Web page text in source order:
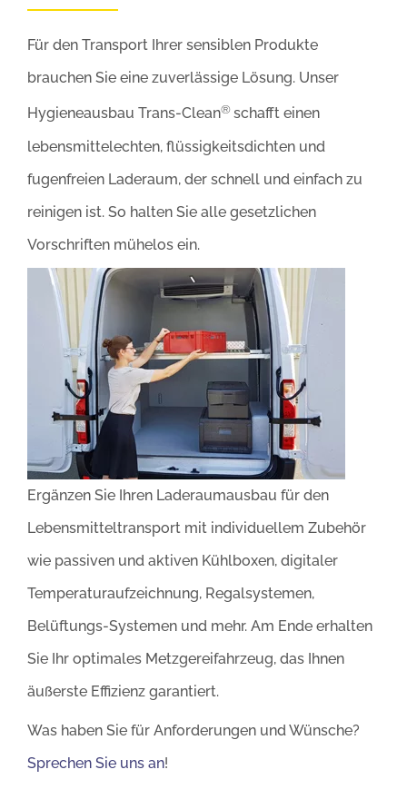
Für den Transport Ihrer sensiblen Produkte
brauchen Sie eine zuverlässige Lösung. Unser
Hygieneausbau Trans-Clean®schafft einen
lebensmittelechten, flüssigkeitsdichten und
fugenfreien Laderaum, der schnell und einfach zu
reinigen ist. So halten Sie alle gesetzlichen
Vorschriften mühelos ein.
Ergänzen Sie Ihren Laderaumausbau für den
Lebensmitteltransport mit individuellem Zubehör
wie passiven und aktiven Kühlboxen, digitaler
Temperaturaufzeichnung, Regalsystemen,
Belüftungs-Systemen und mehr. Am Ende erhalten
Sie Ihr optimales Metzgereifahrzeug, das Ihnen
äußerste Effizienz garantiert.
Was haben Sie für Anforderungen und Wünsche?
Sprechen Sie uns an!